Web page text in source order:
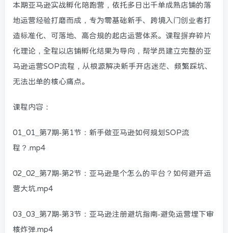
本期亚马逊实战孵化陪跑营，依托多日出千单成熟店铺的落
地运营经验打磨而成，专为零基础新手、跨境入门创业者打
造标准化、可落地、高合规的起店运营体系。课程摒弃碎片
化理论，全程以店铺孵化结果为导向，帮学员建立完整的亚
马逊运营SOP流程，从根源解决新手开店迷茫、频繁踩坑、
无法出单的核心痛点。
课程内容：
01_01_第7期-第1节：新手做亚马逊如何规划SOP流
程？.mp4
02_02_第7期-第2节：亚马逊是个怎么的平台？如何避开运
营大坑.mp4
03_03_第7期-第3节：亚马逊注册避坑指南-避免运营埋下审
核炸弹.mp4